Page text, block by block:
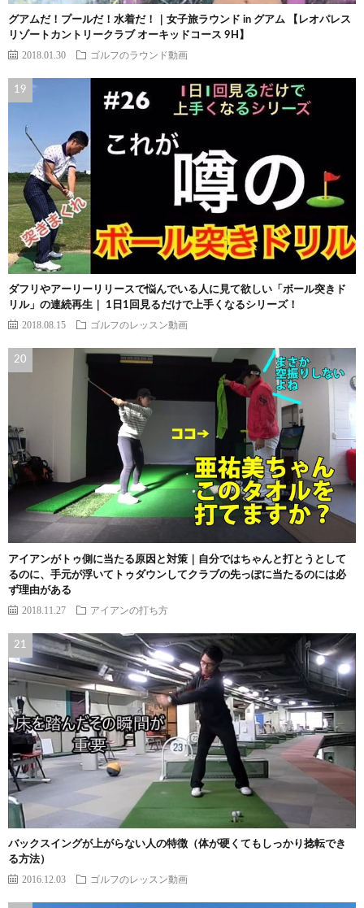
グアムだ！プールだ！水着だ！｜女子旅ラウンド in グアム 【レオパレス
リゾートカントリークラブ オーキッドコース 9H】
2018.01.30 ゴルフのラウンド動画
ダフリやアーリーリリースで悩んでいる人に見て欲しい「ボール突きド
リル」の連続再生｜ 1日1回見るだけで上手くなるシリーズ！
2018.08.15 ゴルフのレッスン動画
アイアンがトゥ側に当たる原因と対策｜自分ではちゃんと打とうとして
るのに、手元が浮いてトゥダウンしてクラブの先っぽに当たるのには必
ず理由がある
2018.11.27 アイアンの打ち方
バックスイングが上がらない人の特徴（体が硬くてもしっかり捻転でき
る方法）
2016.12.03 ゴルフのレッスン動画